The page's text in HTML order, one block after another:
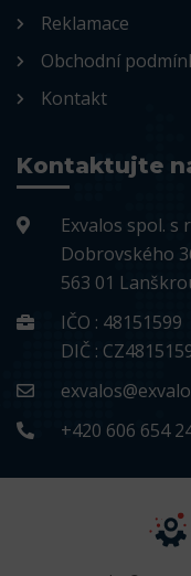
Reklamace
Obchodní
Kontakt
Kontaktujte
Exvalos spol. s
Dobrovského
563 01
IČO : 48151599
DIČ :
+420 606 654